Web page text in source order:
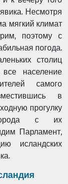
Несмотря
мягкий климат
поэтому с
погода.
столиц
население
самого
в
прогулку
с их
Парламент,
исландских